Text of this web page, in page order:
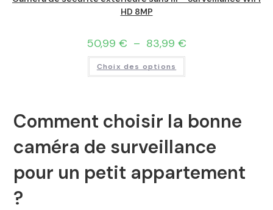
HD 8MP
50,99 € – 83,99 €
Choix des options
Comment choisir la bonne
caméra de surveillance
pour un petit appartement
?